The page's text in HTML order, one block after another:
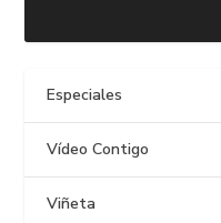
Especiales
Vídeo Contigo
Viñeta